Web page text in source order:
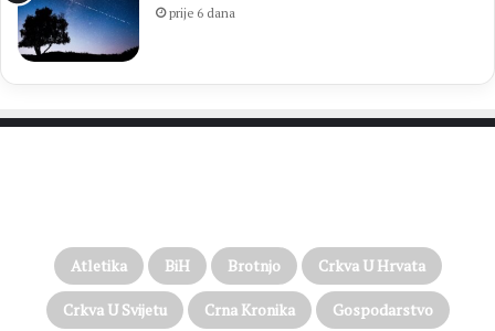
prije 6 dana
Atletika BiH Brotnjo Crkva U Hrvata
Crkva U Svijetu Crna Kronika Gospodarstvo